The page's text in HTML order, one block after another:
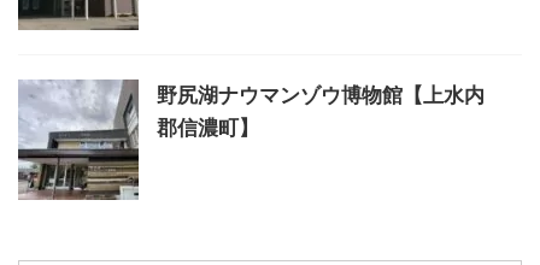
野尻湖ナウマンゾウ博物館【上水内
郡信濃町】